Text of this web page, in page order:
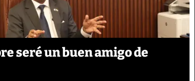
seré un buen amigo de